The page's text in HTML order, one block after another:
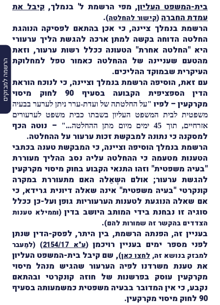
הרשמה למבזקים
בית-המשפט העליון, מפי הרשמת ל' בנמלך,קיבל את
עמדת החברה(קישור להחלטה)
.
הרשמת בנמלך ציינה, כי אכן בהתאם לפסיקה הנוהגת
החלטה הדוחה בקשה למתן ארכה להגשת הליך ערעורי
היא "החלטה אחרת" הטעונה ככלל רשות ערעור, וזאת
מהטעם שעניינה של ההחלטה כאמור טפל למחלוקת
העיקרית שבמוקד ההליכים.
עם זאת, הוסיפה הרשמת בנמלך וציינה, כי לנוכח הוראת
הדין הספציפית הקבועה בסעיף 90 לחוק מיסוי
מקרקעין – לפיו "על החלטתה של ועדת-ערר ניתן לערער בבעיה
משפטית לבית המשפט העליון בשבתו כבית משפט לערעורים
אזרחיים, תוך 45 ימים מיום מתן ההחלטה..."
– נוטה הכף
למסקנה כי נתונה למבקשת זכות ערעור על ההחלטה.
הרשמת בנמלך הוסיפה וציינה, כי המבקשת טענה בכתבי
הטענות מטעמה כי ההחלטה עליה נסב ההליך מעוררת
"בעיה משפטית" וזהו התנאי הקבוע בחוק מיסוי מקרקעין
להגשת ערעור; אולם השְאֵלה האם מתעוררת במקרה
קונקרטי "בעיה משפטית" אינה שאלה דיונית גרידא, כי
אם שאלה הנוגעת לטענות הערעוריות גופן ועל-כן ככלל
סוגיה זו נבחנת בידי המותב היושב בדין(וממילא טענות
הצדדים בהקשר זה שמורות להם).
בעניין זה, הפנתה הרשמת, בין היתר, לפסק-הדין שנתן
לפני מספר ימים בעניין רויכמן(ע"א 2154/17 ) (למַעבר
למבזק בנושא זה, לחצו כאן), שם קיבל בית-המשפט העליון
את טענת משרדנו לפיה הערעור שהגיש מנהל מיסוי
מקרקעין עוסק בפרשנות של חוזה קונקרטי ובהתאם
נקבע, כי אין המדובר בבעיה משפטית כמשמעותה בסעיף
90 לחוק מיסוי מקרקעין.